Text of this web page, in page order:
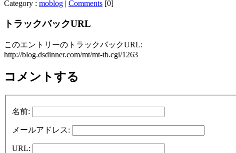
Category : moblog | Comments [0]
トラックバックURL
このエントリーのトラックバックURL:
http://blog.dsdinner.com/mt/mt-tb.cgi/1263
コメントする
名前:
メールアドレス:
URL: